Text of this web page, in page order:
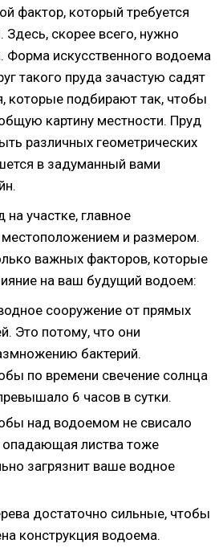
фактор, который требуется
Здесь, скорее всего, нужно
Форма искусственного водоема
такого пруда зачастую садят
которые подбирают так, чтобы
картину местности. Пруд
различных геометрических
в задуманный вами
участке, главное
местоположением и размером.
важных факторов, которые
на ваш будущий водоем:
сооружение от прямых
Это потому, что они
бактерий.
по времени свечение солнца
6 часов в сутки.
над водоемом не свисало
опадающая листва тоже
загрязнит ваше водное
достаточно сильные, чтобы
конструкция водоема.